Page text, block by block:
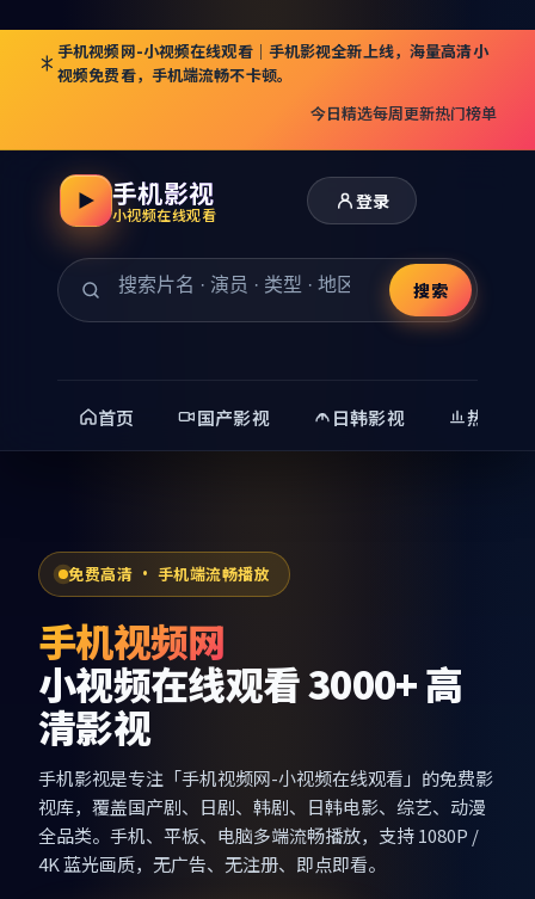
手机视频网-小视频在线观看｜手机影视全新上线，海量高清小
视频免费看，手机端流畅不卡顿。
今日精选每周更新热门榜单
手机影视
小视频在线观看
搜索
登录
首页 国产影视 日韩影视 热门精
免费高清 · 手机端流畅播放
手机视频网
小视频在线观看 3000+ 高
清影视
手机影视是专注「手机视频网-小视频在线观看 」的免费影
视库，覆盖国产剧、日剧、韩剧、日韩电影、综艺、动漫
全品类。手机、平板、电脑多端流畅播放，支持 1080P /
4K 蓝光画质，无广告、无注册、即点即看。